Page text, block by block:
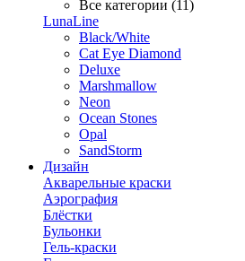
Все категории (11)
LunaLine
Black/White
Cat Eye Diamond
Deluxe
Marshmallow
Neon
Ocean Stones
Opal
SandStorm
Дизайн
Акварельные краски
Аэрография
Блёстки
Бульонки
Гель-краски